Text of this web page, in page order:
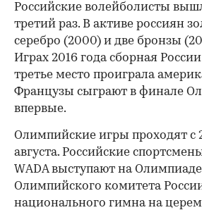
00:00
Российские волейболисты
третий раз. В активе россиян
серебро (2000) и две бронзы
Играх 2016 года сборная
третье место проиграла
Французы сыграют в финале
впервые.
Олимпийские игры проходят с
августа. Российские
WADA выступают на
Олимпийского комитета
национального гимна на